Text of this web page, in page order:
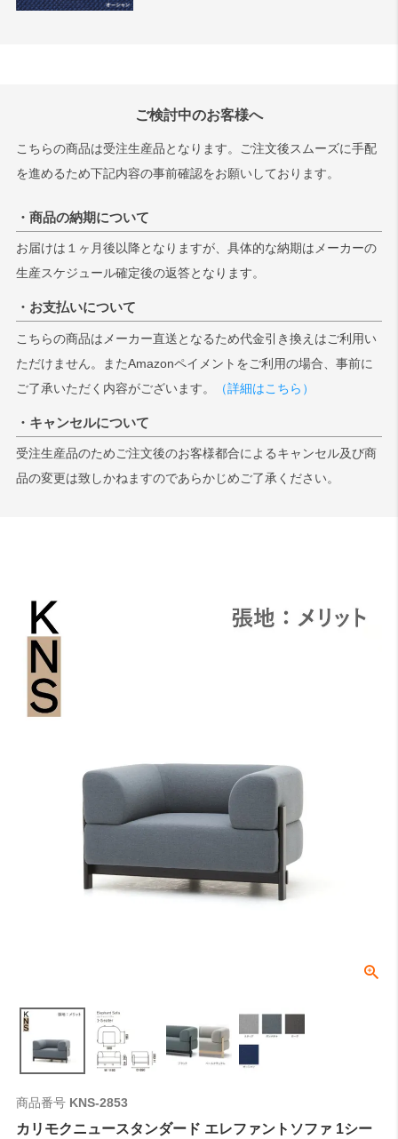
ご検討中のお客様へ
こちらの商品は受注生産品となります。ご注文後スムーズに手配
を進めるため下記内容の事前確認をお願いしております。
・商品の納期について
お届けは１ヶ月後以降となりますが、具体的な納期はメーカーの
生産スケジュール確定後の返答となります。
・お支払いについて
こちらの商品はメーカー直送となるため代金引き換えはご利用い
ただけません。またAmazonペイメントをご利用の場合、事前に
ご了承いただく内容がございます。
（詳細はこちら）
・キャンセルについて
受注生産品のためご注文後のお客様都合によるキャンセル及び商
品の変更は致しかねますのであらかじめご了承ください。
商品番号 KNS-2853
カリモクニュースタンダード エレファントソファ 1シー